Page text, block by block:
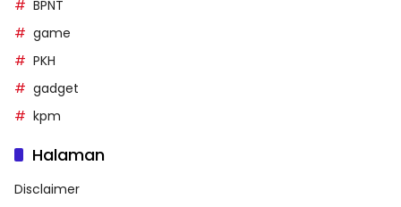
BPNT
game
PKH
gadget
kpm
Halaman
Disclaimer